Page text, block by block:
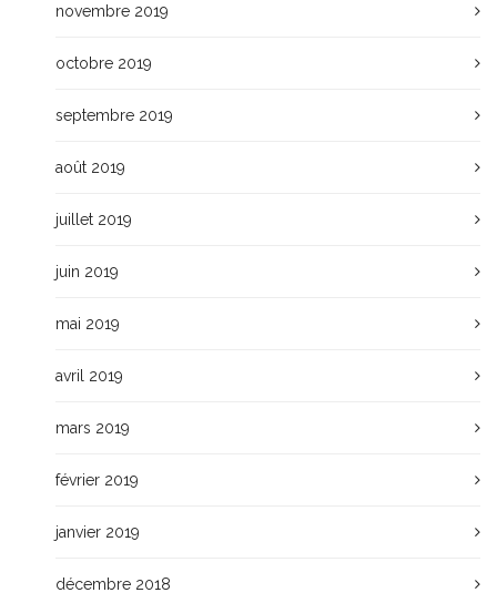
novembre 2019
octobre 2019
septembre 2019
août 2019
juillet 2019
juin 2019
mai 2019
avril 2019
mars 2019
février 2019
janvier 2019
décembre 2018